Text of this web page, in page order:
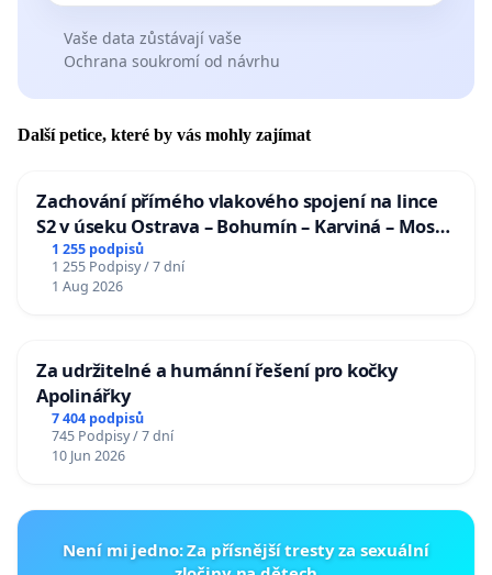
Vaše data zůstávají vaše
Ochrana soukromí od návrhu
Další petice, které by vás mohly zajímat
Zachování přímého vlakového spojení na lince
S2 v úseku Ostrava – Bohumín – Karviná – Mosty
u Jablunkova
1 255 podpisů
1 255 Podpisy / 7 dní
1 Aug 2026
Za udržitelné a humánní řešení pro kočky
Apolinářky
7 404 podpisů
745 Podpisy / 7 dní
10 Jun 2026
Není mi jedno: Za přísnější tresty za sexuální